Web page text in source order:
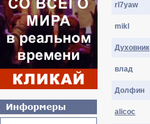
rl7yaw
mikl
Духовник
влaд
Долфин
alicoc